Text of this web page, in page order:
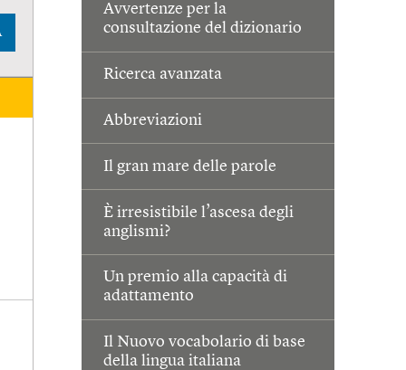
Avvertenze per la
consultazione del dizionario
Ricerca avanzata
Abbreviazioni
Il gran mare delle parole
È irresistibile l’ascesa degli
anglismi?
Un premio alla capacità di
adattamento
Il Nuovo vocabolario di base
della lingua italiana